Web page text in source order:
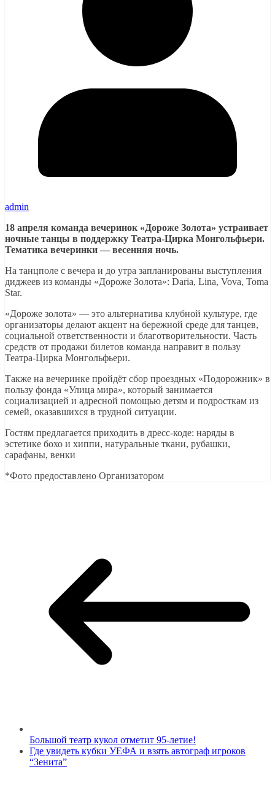
admin
18 апреля команда вечеринок «Дороже Золота» устраивает
ночные танцы в поддержку Театра-Цирка Монгольфьери.
Тематика вечеринки — весенняя ночь.
На танцполе с вечера и до утра запланированы выступления
диджеев из команды «Дороже Золота»: Daria, Lina, Vova, Toma
Star.
«Дороже золота» — это альтернатива клубной культуре, где
организаторы делают акцент на бережной среде для танцев,
социальной ответственности и благотворительности. Часть
средств от продажи билетов команда направит в пользу
Театра-Цирка Монгольфьери.
Также на вечеринке пройдёт сбор проездных «Подорожник» в
пользу фонда «Улица мира», который занимается
социализацией и адресной помощью детям и подросткам из
семей, оказавшихся в трудной ситуации.
Гостям предлагается приходить в дресс-коде: наряды в
эстетике бохо и хиппи, натуральные ткани, рубашки,
сарафаны, венки
*Фото предоставлено Организатором
Большой театр кукол отметит 95-летие!
Где увидеть кубки УЕФА и взять автограф игроков
“Зенита”